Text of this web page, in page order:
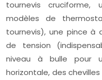
tournevis
modèles de
tournevis), une pince à
de tension
niveau à bulle pour
horizontale, des